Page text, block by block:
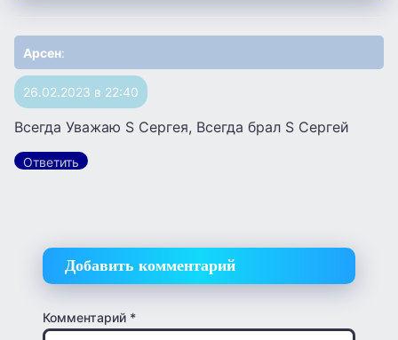
Арсен:
26.02.2023 в 22:40
Всегда Уважаю S Сергея, Всегда брал S Сергей
Ответить
Добавить комментарий
Комментарий *